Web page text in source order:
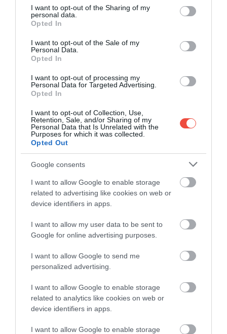
not limited to your visit or usage behaviour. You may click to
grant or deny consent to Google and its third-party tags to
use your data for below specified purposes in below Google
consent section.
I want to opt-out of the Sharing of my
personal data.
Opted In
I want to opt-out of the Sale of my
Personal Data.
Opted In
I want to opt-out of processing my
Personal Data for Targeted Advertising.
Opted In
I want to opt-out of Collection, Use,
Retention, Sale, and/or Sharing of my
Personal Data that Is Unrelated with the
Purposes for which it was collected.
Opted Out
Google consents
I want to allow Google to enable storage
related to advertising like cookies on web or
device identifiers in apps.
I want to allow my user data to be sent to
Google for online advertising purposes.
I want to allow Google to send me
personalized advertising.
I want to allow Google to enable storage
related to analytics like cookies on web or
device identifiers in apps.
I want to allow Google to enable storage
és válasz a tengeri közlekedés dekarbonizációs
kihívásaira. A 15 ezer tonnás óriás így amellett, hogy
hogyan nézhet ki a jövő prémium hajózása.
Express-hangulat dominál. A belső tereket Maxime
d’Angeac tervezte, aki az art deco világát és a
ültette át modern formába,számol be
a CN
Traveller.
A hajón összesen 54 lakosztály található,
amelyek 45 és 230 négyzetméter közötti
méretűek. Mindegyik saját panorámás
kilátással vagy terasszal rendelkezik, a
inasszolgáltatás is tartozik.